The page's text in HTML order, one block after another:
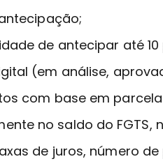
de antecipar até 10
(em análise,
com base em
no saldo do FGTS,
de juros, número